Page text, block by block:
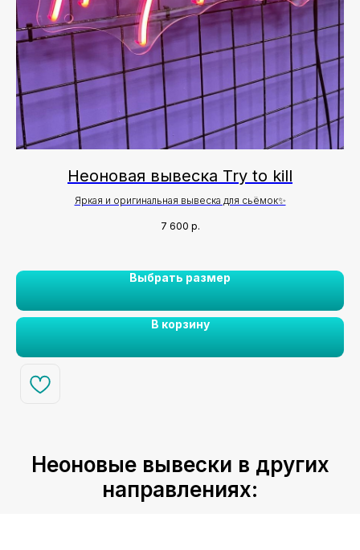
Неоновая вывеска Try to kill
Яркая и оригинальная вывеска для сьёмок✨
7 600 р.
Выбрать размер
В корзину
Неоновые вывески в других
направлениях: